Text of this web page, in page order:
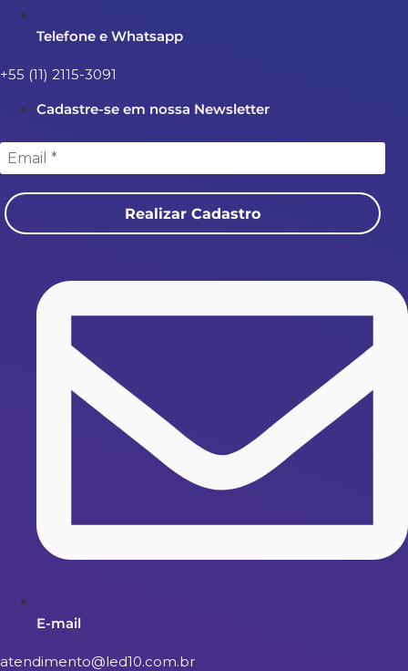
Telefone e Whatsapp
+55 (11) 2115-3091
Cadastre-se em nossa Newsletter
Realizar Cadastro
E-mail
atendimento@led10.com.br